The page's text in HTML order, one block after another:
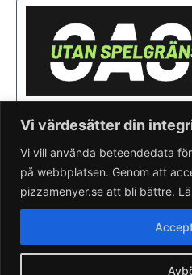
Vi värdesätter din
Vi vill använda beteendedata
på webbplatsen. Genom att
pizzamenyer.se att bli bättre.
Söndag
Saknar du din
Skapa gratis
Läs om
Artiklar &
Rensa